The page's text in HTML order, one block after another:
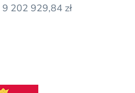
9 202 929,84 zł